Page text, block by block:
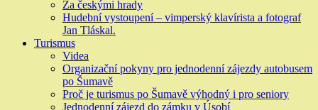
Za českými hrady
Hudební vystoupení – vimperský klavírista a fotograf
Jan Tláskal.
Turismus
Videa
Organizační pokyny pro jednodenní zájezdy autobusem
po Šumavě
Proč je turismus po Šumavě výhodný i pro seniory
Jednodenní zájezd do zámku v Úsobí